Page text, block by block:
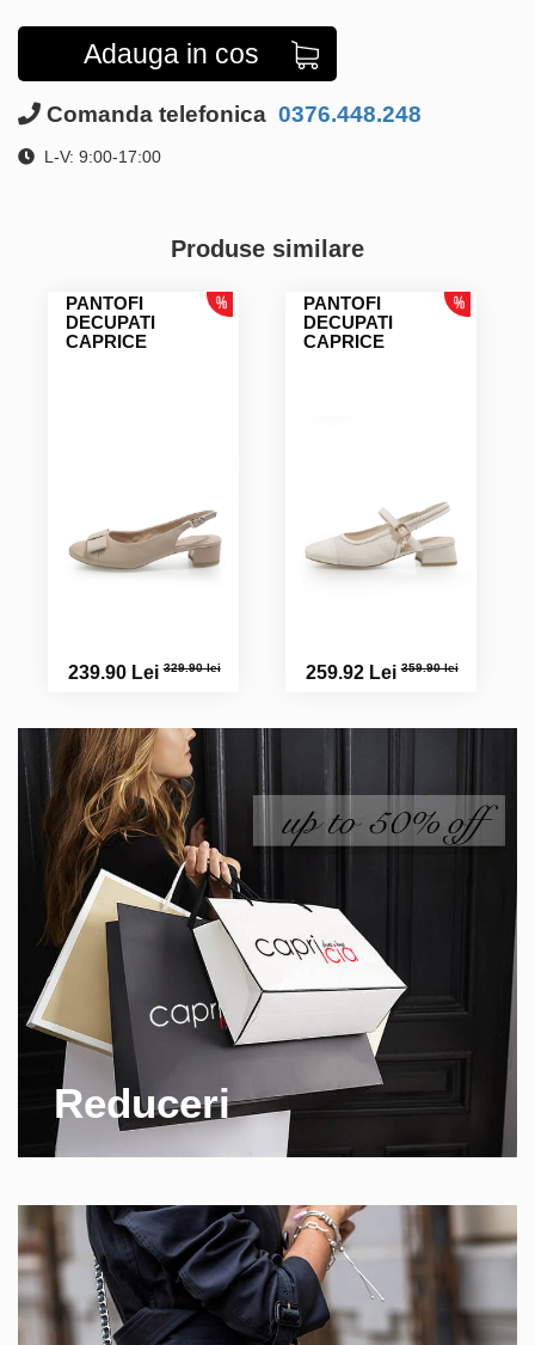
Adauga in cos
Comanda telefonica 0376.448.248
L-V: 9:00-17:00
Produse similare
PANTOFI
DECUPATI
CAPRICE
239.90 Lei329.90 lei
PANTOFI
DECUPATI
CAPRICE
259.92 Lei359.90 lei
Reduceri